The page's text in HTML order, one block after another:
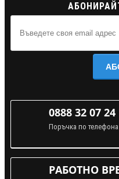
0888 32 07 24
Поръчка по телефона
РАБОТНО